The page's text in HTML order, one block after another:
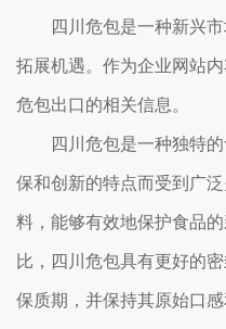
四川危包是一种新兴
拓展机遇。作为企业网站
危包出口的相关信息。
四川危包是一种独特
保和创新的特点而受到广
料，能够有效地保护食品
比，四川危包具有更好的
保质期，并保持其原始口感